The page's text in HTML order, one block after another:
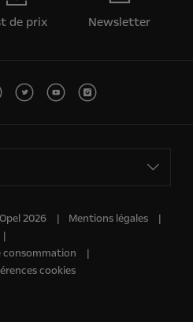
de prix Newsletter
2026
Mentions légales
consommation
cookies